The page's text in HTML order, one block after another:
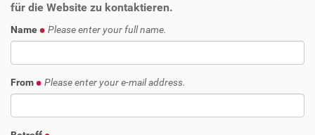
für die Website zu kontaktieren.
Name Please enter your full name.
From Please enter your e-mail address.